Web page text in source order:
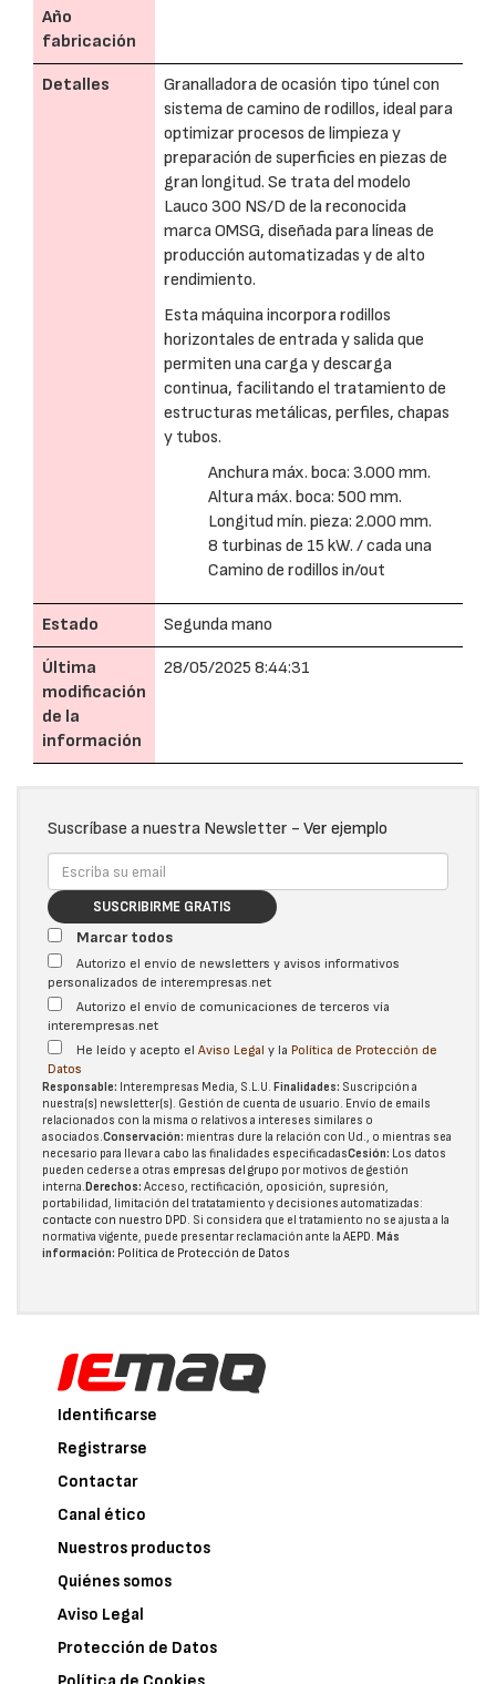
Año
fabricación
Detalles
Granalladora de ocasión tipo túnel con
sistema de camino de rodillos, ideal para
optimizar procesos de limpieza y
preparación de superficies en piezas de
gran longitud. Se trata del modelo
Lauco 300 NS/D de la reconocida
marca OMSG, diseñada para líneas de
producción automatizadas y de alto
rendimiento.
Esta máquina incorpora rodillos
horizontales de entrada y salida que
permiten una carga y descarga
continua, facilitando el tratamiento de
estructuras metálicas, perfiles, chapas
y tubos.
Anchura máx. boca: 3.000 mm.
Altura máx. boca: 500 mm.
Longitud mín. pieza: 2.000 mm.
8 turbinas de 15 kW. / cada una
Camino de rodillos in/out
Estado Segunda mano
Última
modificación
de la
información
28/05/2025 8:44:31
Suscríbase a nuestra Newsletter - Ver ejemplo
SUSCRIBIRME GRATIS
Marcar todos
Autorizo el envío de newsletters y avisos informativos
personalizados de interempresas.net
Autorizo el envío de comunicaciones de terceros vía
interempresas.net
He leído y acepto el Aviso Legal y la Política de Protección de
Datos
Responsable: Interempresas Media, S.L.U. Finalidades: Suscripción a
nuestra(s) newsletter(s). Gestión de cuenta de usuario. Envío de emails
relacionados con la misma o relativos a intereses similares o
asociados.Conservación: mientras dure la relación con Ud., o mientras sea
necesario para llevar a cabo las finalidades especificadasCesión: Los datos
pueden cederse a otras empresas del grupo por motivos de gestión
interna.Derechos: Acceso, rectificación, oposición, supresión,
portabilidad, limitación del tratatamiento y decisiones automatizadas:
contacte con nuestro DPD. Si considera que el tratamiento no se ajusta a la
normativa vigente, puede presentar reclamación ante la AEPD. Más
información: Política de Protección de Datos
Identificarse
Registrarse
Contactar
Canal ético
Nuestros productos
Quiénes somos
Aviso Legal
Protección de Datos